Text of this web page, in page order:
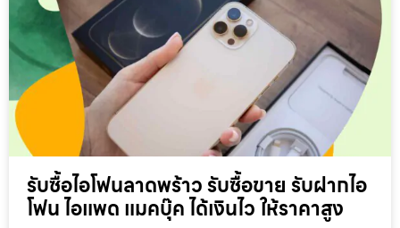
รับซื้อไอโฟนลาดพร้าว รับซื้อขาย รับฝากไอ
โฟน ไอแพด แมคบุ๊ค ได้เงินไว ให้ราคาสูง